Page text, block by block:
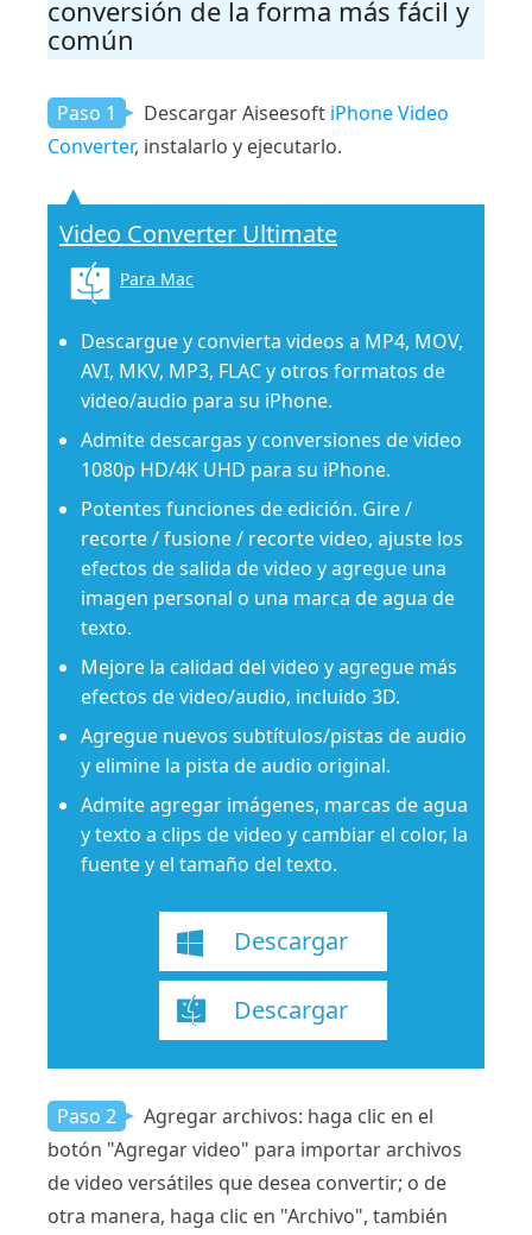
conversión de la forma más fácil y
común
Paso 1 Descargar Aiseesoft iPhone Video
Converter, instalarlo y ejecutarlo.
Video Converter Ultimate
Para Mac
Descargue y convierta videos a MP4, MOV,
AVI, MKV, MP3, FLAC y otros formatos de
video/audio para su iPhone.
Admite descargas y conversiones de video
1080p HD/4K UHD para su iPhone.
Potentes funciones de edición. Gire /
recorte / fusione / recorte video, ajuste los
efectos de salida de video y agregue una
imagen personal o una marca de agua de
texto.
Mejore la calidad del video y agregue más
efectos de video/audio, incluido 3D.
Agregue nuevos subtítulos/pistas de audio
y elimine la pista de audio original.
Admite agregar imágenes, marcas de agua
y texto a clips de video y cambiar el color, la
fuente y el tamaño del texto.
Descargar
Descargar
Paso 2
Agregar archivos: haga clic en el
botón "Agregar video" para importar archivos
de video versátiles que desea convertir; o de
otra manera, haga clic en "Archivo", también